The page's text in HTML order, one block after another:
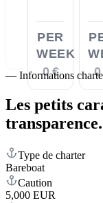
PER
WEEK
0 €
0
— Informations
Les petits
transparence.
Type de charter
Bareboat
Caution
5,000 EUR